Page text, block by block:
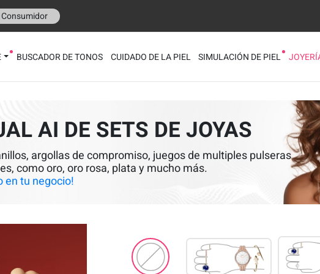
Consumidor
BUSCADOR DE TONOS CUIDADO DE LA PIEL SIMULACIÓN DE PIEL
AI DE SETS DE JOYAS
argollas de compromiso, juegos de multiples pulseras
como oro, oro rosa, plata y mucho más.
en tu negocio!